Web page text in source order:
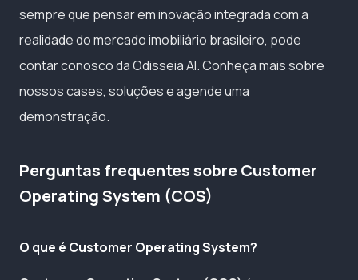
sempre que pensar em inovação integrada com a
realidade do mercado imobiliário brasileiro, pode
contar conosco da Odisseia AI. Conheça mais sobre
nossos cases, soluções e agende uma
demonstração.
Perguntas frequentes sobre Customer
Operating System (COS)
O que é Customer Operating System?